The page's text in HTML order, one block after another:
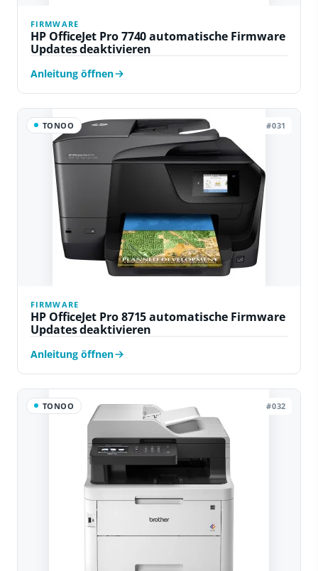
FIRMWARE
HP OfficeJet Pro 7740 automatische Firmware
Updates deaktivieren
Anleitung öffnen
TONOO #031
FIRMWARE
HP OfficeJet Pro 8715 automatische Firmware
Updates deaktivieren
Anleitung öffnen
TONOO #032